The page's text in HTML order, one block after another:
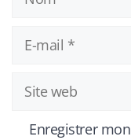
Site
Enregistrer